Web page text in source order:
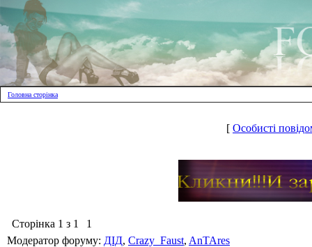
Головна сторінка
[ Особисті
Сторінка 1 з 1
1
Модератор форуму: ДІД, Crazy_Faust, AnTAres